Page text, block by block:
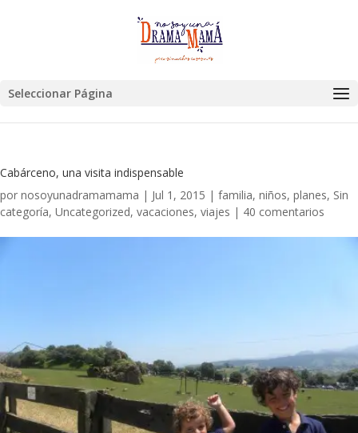
Seleccionar Página
Cabárceno, una visita indispensable
por nosoyunadramamama | Jul 1, 2015 | familia, niños, planes, Sin
categoría, Uncategorized, vacaciones, viajes | 40 comentarios